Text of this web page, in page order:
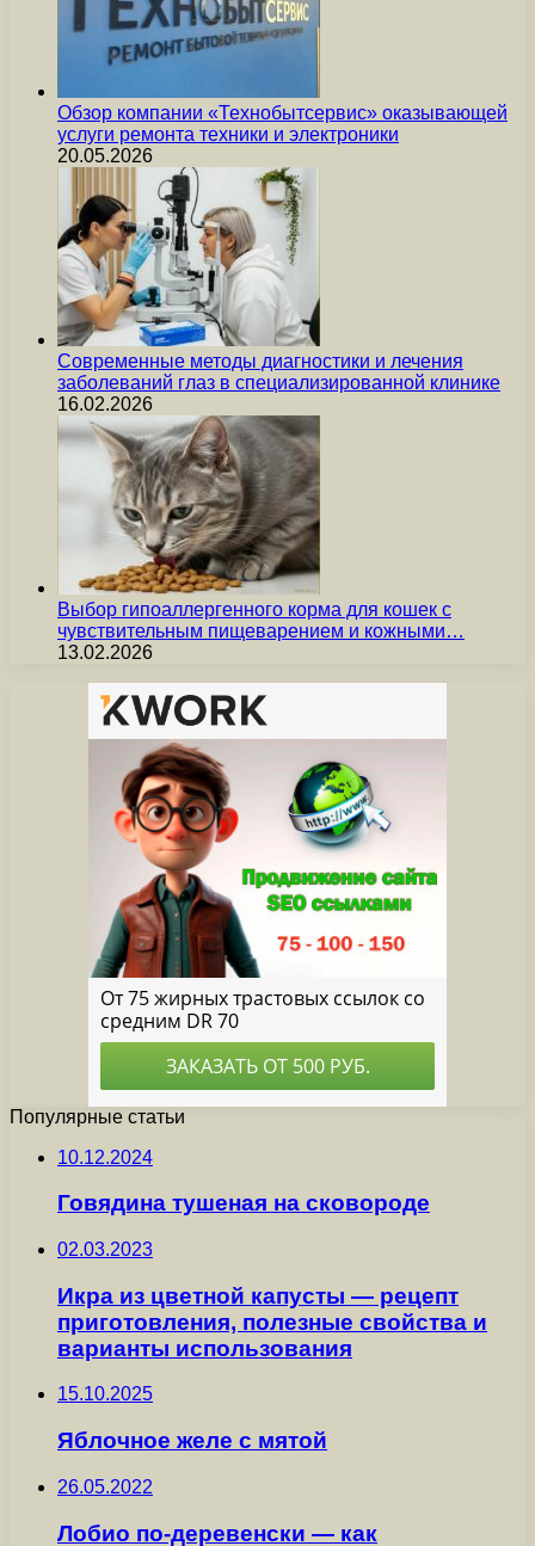
Обзор компании «Технобытсервис» оказывающей
услуги ремонта техники и электроники
20.05.2026
Современные методы диагностики и лечения
заболеваний глаз в специализированной клинике
16.02.2026
Выбор гипоаллергенного корма для кошек с
чувствительным пищеварением и кожными…
13.02.2026
Популярные статьи
10.12.2024
Говядина тушеная на сковороде
02.03.2023
Икра из цветной капусты — рецепт
приготовления, полезные свойства и
варианты использования
15.10.2025
Яблочное желе с мятой
26.05.2022
Лобио по-деревенски — как